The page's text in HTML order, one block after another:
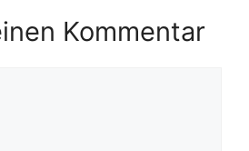
Kommentar